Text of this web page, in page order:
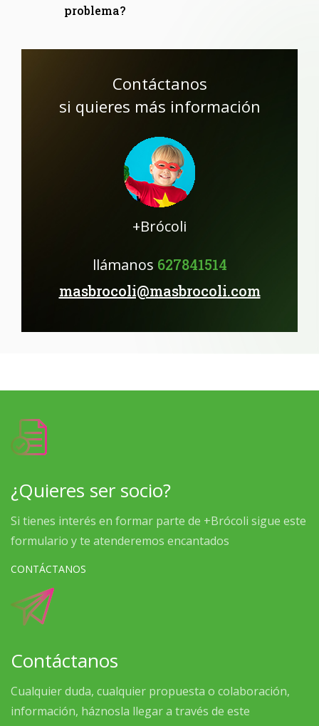
problema?
Contáctanos
si quieres más información
+Brócoli
llámanos 627841514
masbrocoli@masbrocoli.com
¿Quieres ser socio?
Si tienes interés en formar parte de +Brócoli sigue este
formulario y te atenderemos encantados
CONTÁCTANOS
Contáctanos
Cualquier duda, cualquier propuesta o colaboración,
información, háznosla llegar a través de este